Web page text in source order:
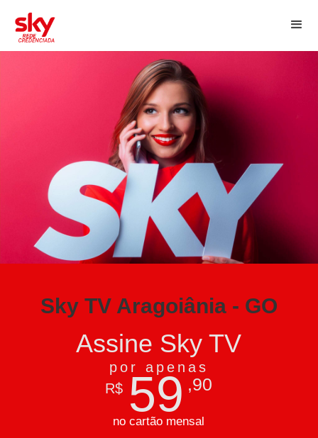
Sky TV Aragoiânia - GO
Assine Sky TV
por apenas
R$ 59 ,90
no cartão mensal